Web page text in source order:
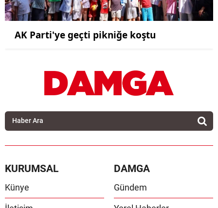
AK Parti'ye geçti pikniğe koştu
KURUMSAL
Künye
DAMGA
Gündem